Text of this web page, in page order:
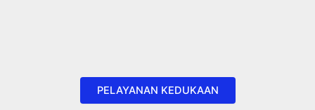
PELAYANAN KEDUKAAN